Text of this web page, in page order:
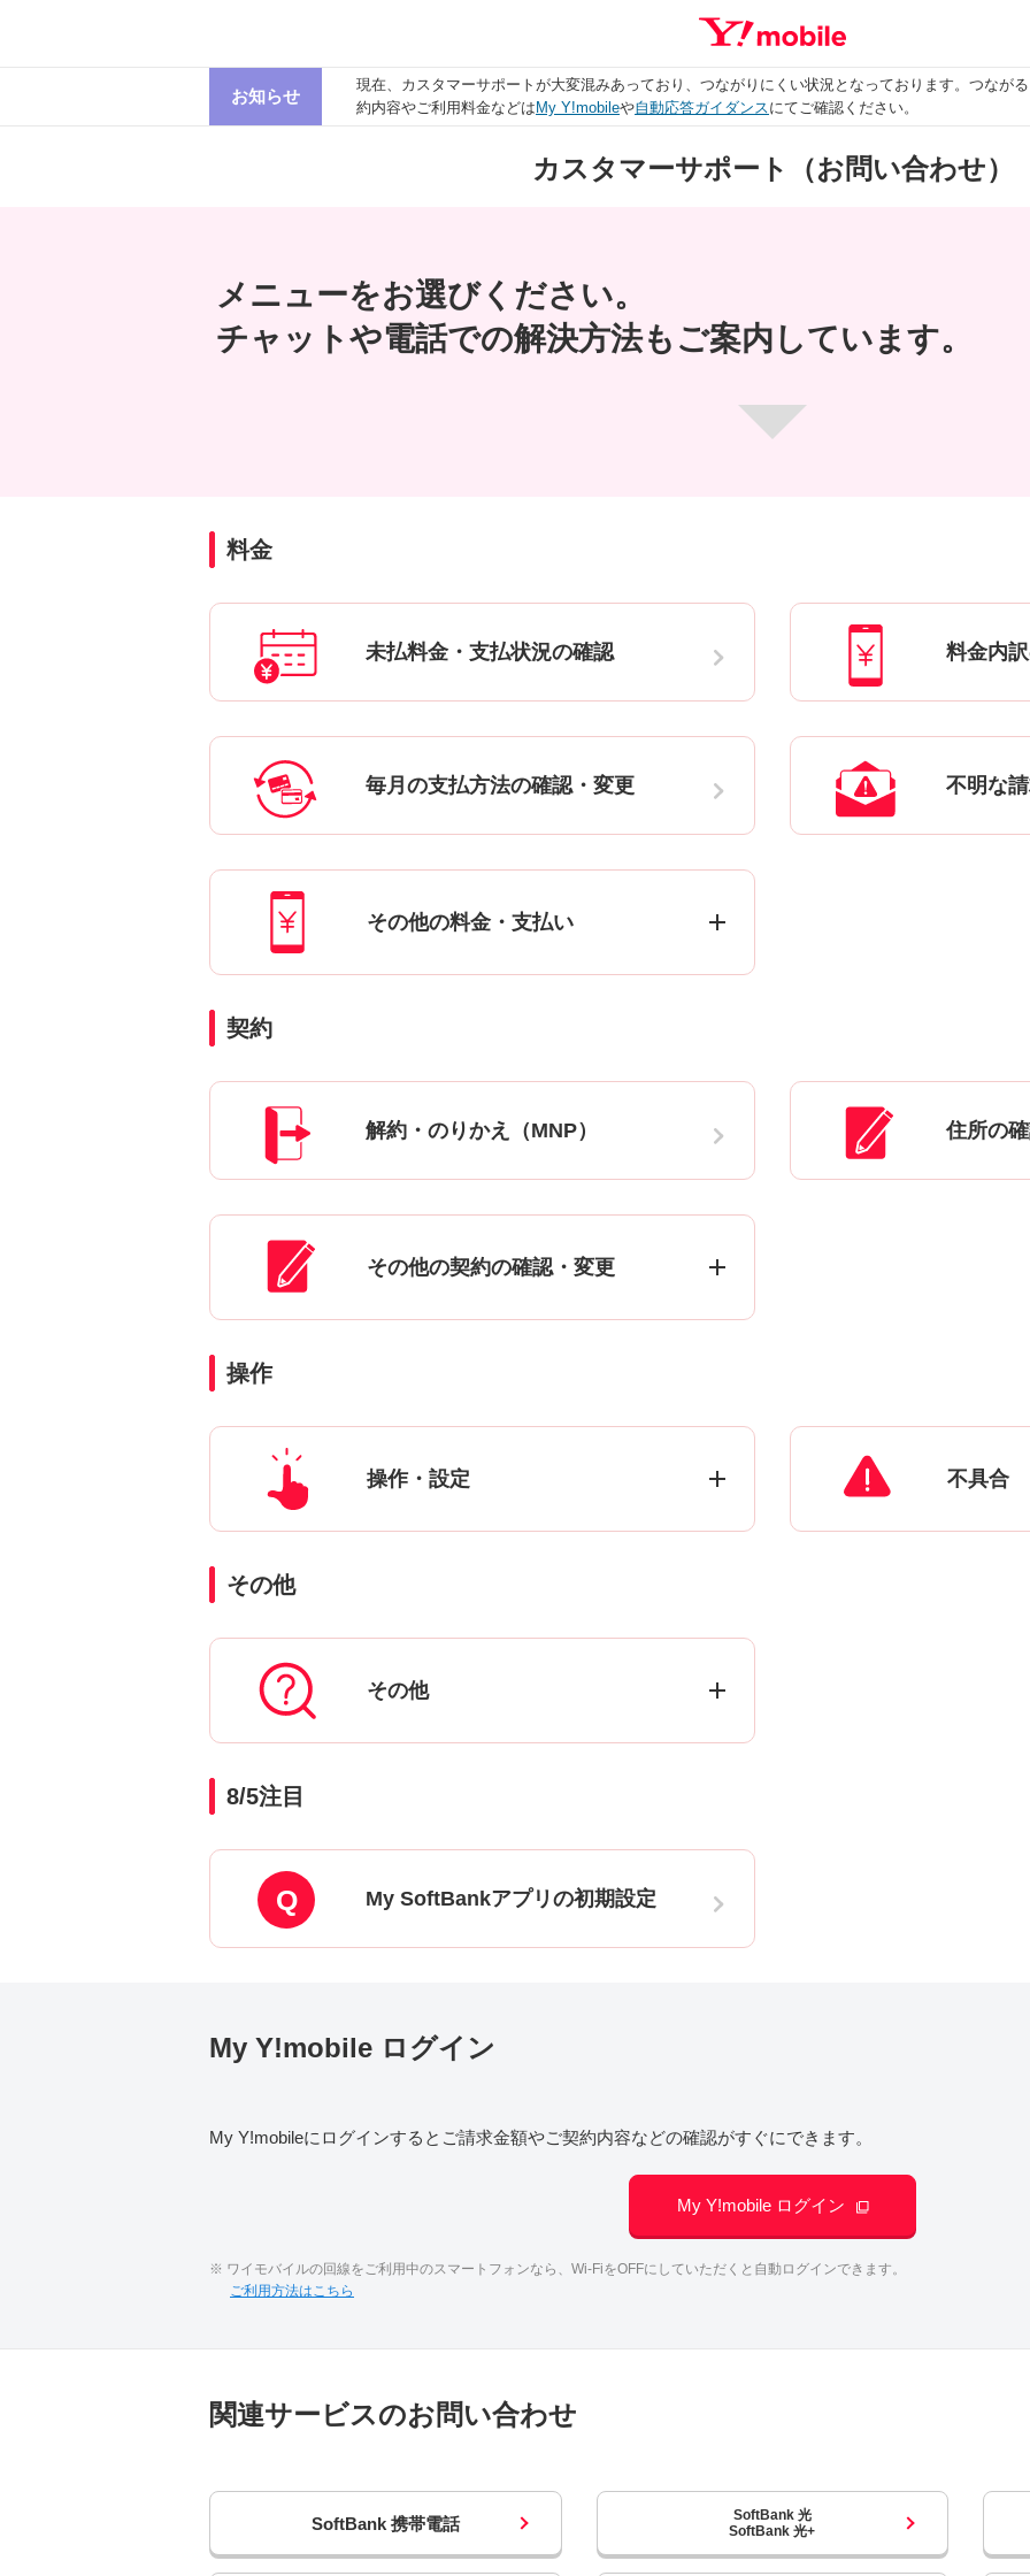
お知らせ
現在、カスタマーサポートが大変混みあっており、つながりにくい状況となっております。つなが
約内容やご利用料金などは My Y!mobileや自動応答ガイダンスにてご確認ください。
カスタマーサポート（お問い合わせ）
メニューをお選びください。
チャットや電話での解決方法も ご案内しています。
料金
未払料金・支払状況の確認 料金内
毎月の支払方法の確認・変更 不明な
その他の料金・支払い
契約
解約・のりかえ（MNP） 住所の
その他の契約の確認・変更
操作
操作・設定 不具合
その他
その他
8/5注目
My SoftBankアプリの初期設定
My Y!mobile ログイン
My Y!mobileにログインするとご請求金額やご契約内容などの確認がすぐにできます。
My Y!mobile ログイン
※ ワイモバイルの回線をご利用中のスマートフォンなら、Wi-FiをOFFにしていただくと自動ログインできます。
ご利用方法はこちら
関連サービスのお問い合わせ
SoftBank 携帯電話
SoftBank 光
SoftBank 光+